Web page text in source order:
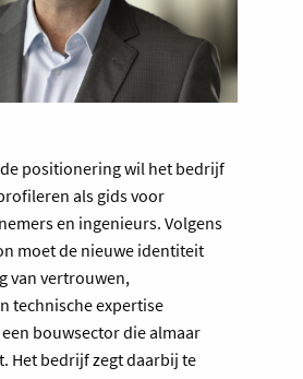
positionering wil het bedrijf
als gids voor
en ingenieurs. Volgens
moet de nieuwe identiteit
van vertrouwen,
technische expertise
bouwsector die almaar
Het bedrijf zegt daarbij te